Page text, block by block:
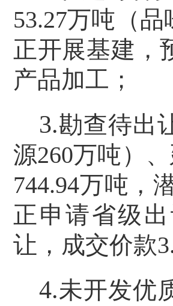
53.27万吨（品
正开展基建，
产品加工；
3.勘查待出
源260万吨）
744.94万吨，
正申请省级出
让，成交价款
4.未开发优